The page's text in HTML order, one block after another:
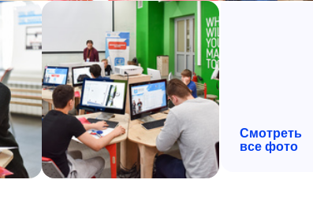
Смотреть
все фото